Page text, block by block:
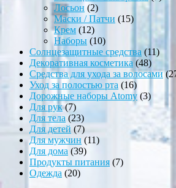
Лосьон 22
товара
Маски / Патчи 1515
товаров
Крем 1212
товаров
Наборы 1010
товаров
Солнцезащитные средства 1111
Декоративная косметика 4848
Средства для ухода за волосами
Уход за полостью рта 1616
товаров
Дорожные наборы Atomy 33
товара
Для рук 77
товаров
Для тела 2323
товара
Для детей 77
товаров
Для мужчин 1111
Для дома 3939
товаров
Продукты питания 77
Одежда 2020